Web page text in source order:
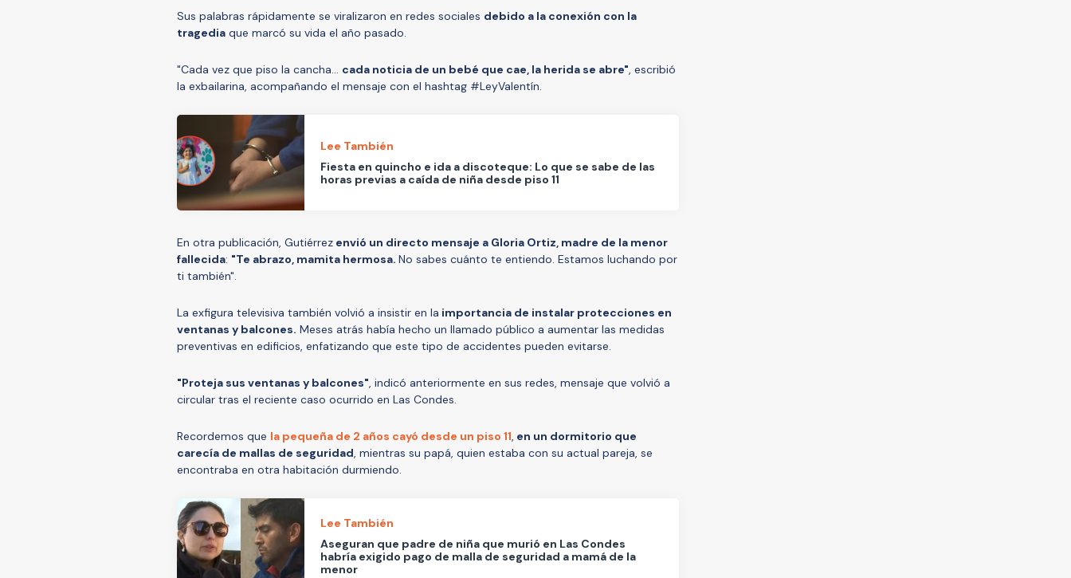
Sus palabras rápidamente se viralizaron en redes sociales debido a la conexión con la
tragedia que marcó su vida el año pasado.
"Cada vez que piso la cancha… cada noticia de un bebé que cae, la herida se abre", escribió
la exbailarina, acompañando el mensaje con el hashtag #LeyValentín.
Lee También
Fiesta en quincho e ida a discoteque: Lo que se sabe de las
horas previas a caída de niña desde piso 11
En otra publicación, Gutiérrez envió un directo mensaje a Gloria Ortiz, madre de la menor
fallecida: "Te abrazo, mamita hermosa. No sabes cuánto te entiendo. Estamos luchando por
ti también".
La exfigura televisiva también volvió a insistir en la importancia de instalar protecciones en
ventanas y balcones. Meses atrás había hecho un llamado público a aumentar las medidas
preventivas en edificios, enfatizando que este tipo de accidentes pueden evitarse.
"Proteja sus ventanas y balcones", indicó anteriormente en sus redes, mensaje que volvió a
circular tras el reciente caso ocurrido en Las Condes.
Recordemos que la pequeña de 2 años cayó desde un piso 11, en un dormitorio que
carecía de mallas de seguridad, mientras su papá, quien estaba con su actual pareja, se
encontraba en otra habitación durmiendo.
Lee También
Aseguran que padre de niña que murió en Las Condes
habría exigido pago de malla de seguridad a mamá de la
menor